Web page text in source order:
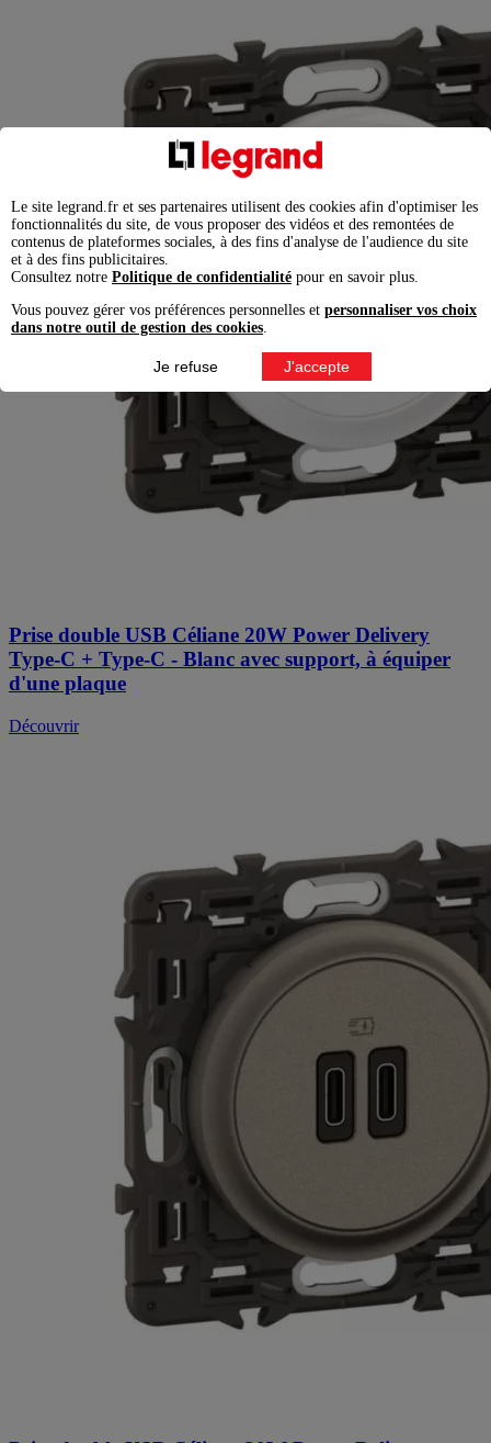
Prise double USB Céliane 20W Power Delivery
Type-C + Type-C - Blanc avec support, à équiper
d'une plaque
Découvrir
Le site legrand.fr et ses partenaires utilisent des cookies afin d'optimiser les
fonctionnalités du site, de vous proposer des vidéos et des remontées de
contenus de plateformes sociales, à des fins d'analyse de l'audience du site
et à des fins publicitaires.
Consultez notre Politique de confidentialité pour en savoir plus.
Vous pouvez gérer vos préférences personnelles et personnaliser vos choix
dans notre outil de gestion des cookies.
Je refuse J'accepte